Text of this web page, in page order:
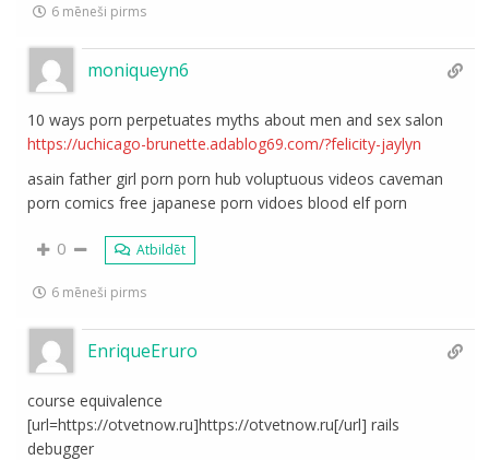
6 mēneši pirms
moniqueyn6
10 ways porn perpetuates myths about men and sex salon
https://uchicago-brunette.adablog69.com/?felicity-jaylyn
asain father girl porn porn hub voluptuous videos caveman
porn comics free japanese porn vidoes blood elf porn
0 Atbildēt
6 mēneši pirms
EnriqueEruro
course equivalence
[url=https://otvetnow.ru]https://otvetnow.ru[/url] rails
debugger